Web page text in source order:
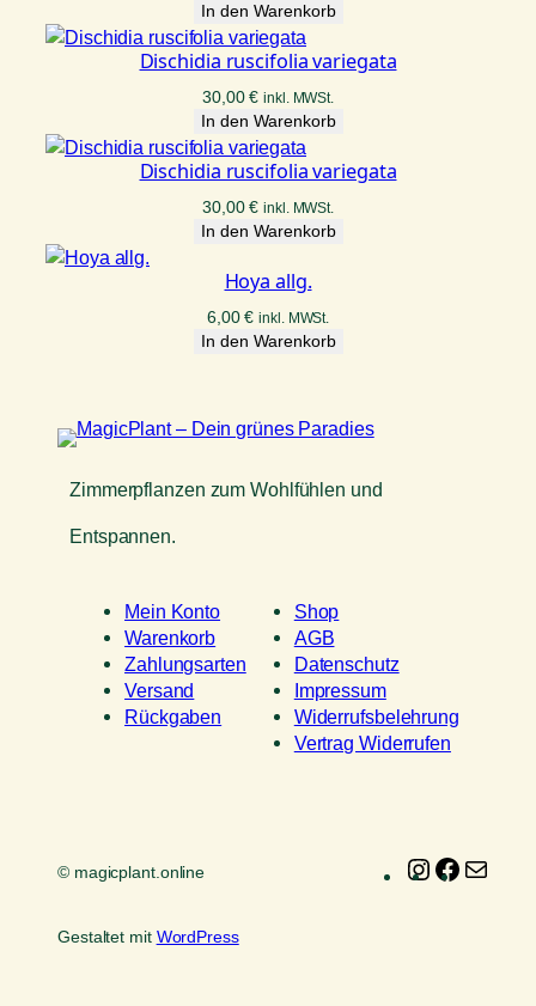
In den Warenkorb
Dischidia ruscifolia variegata
30,00€ inkl. MWSt.
In den Warenkorb
Dischidia ruscifolia variegata
30,00€ inkl. MWSt.
In den Warenkorb
Hoya allg.
6,00€ inkl. MWSt.
In den Warenkorb
Zimmerpflanzen zum Wohlfühlen und
Entspannen.
Mein Konto
Warenkorb
Zahlungsarten
Versand
Rückgaben
Shop
AGB
Datenschutz
Impressum
Widerrufsbelehrung
Vertrag Widerrufen
© magicplant.online Instagram
Gestaltet mit WordPress